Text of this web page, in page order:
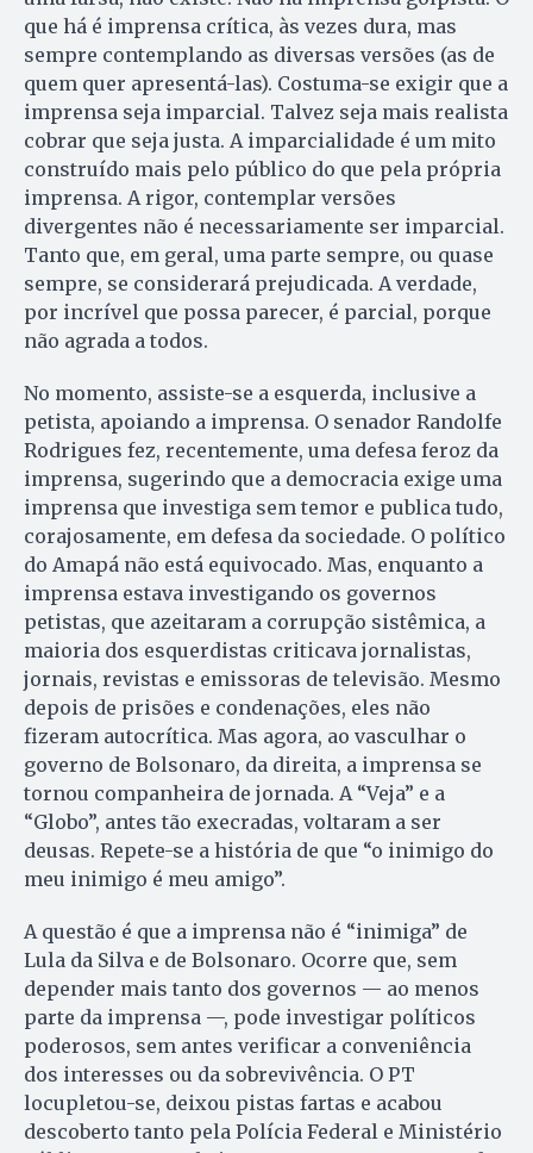
que há é imprensa crítica, às vezes dura, mas
sempre contemplando as diversas versões (as de
quem quer apresentá-las). Costuma-se exigir que a
imprensa seja imparcial. Talvez seja mais realista
cobrar que seja justa. A imparcialidade é um mito
construído mais pelo público do que pela própria
imprensa. A rigor, contemplar versões
divergentes não é necessariamente ser imparcial.
Tanto que, em geral, uma parte sempre, ou quase
sempre, se considerará prejudicada. A verdade,
por incrível que possa parecer, é parcial, porque
não agrada a todos.
No momento, assiste-se a esquerda, inclusive a
petista, apoiando a imprensa. O senador Randolfe
Rodrigues fez, recentemente, uma defesa feroz da
imprensa, sugerindo que a democracia exige uma
imprensa que investiga sem temor e publica tudo,
corajosamente, em defesa da sociedade. O político
do Amapá não está equivocado. Mas, enquanto a
imprensa estava investigando os governos
petistas, que azeitaram a corrupção sistêmica, a
maioria dos esquerdistas criticava jornalistas,
jornais, revistas e emissoras de televisão. Mesmo
depois de prisões e condenações, eles não
fizeram autocrítica. Mas agora, ao vasculhar o
governo de Bolsonaro, da direita, a imprensa se
tornou companheira de jornada. A “Veja” e a
“Globo”, antes tão execradas, voltaram a ser
deusas. Repete-se a história de que “o inimigo do
meu inimigo é meu amigo”.
A questão é que a imprensa não é “inimiga” de
Lula da Silva e de Bolsonaro. Ocorre que, sem
depender mais tanto dos governos — ao menos
parte da imprensa —, pode investigar políticos
poderosos, sem antes verificar a conveniência
dos interesses ou da sobrevivência. O PT
locupletou-se, deixou pistas fartas e acabou
descoberto tanto pela Polícia Federal e Ministério